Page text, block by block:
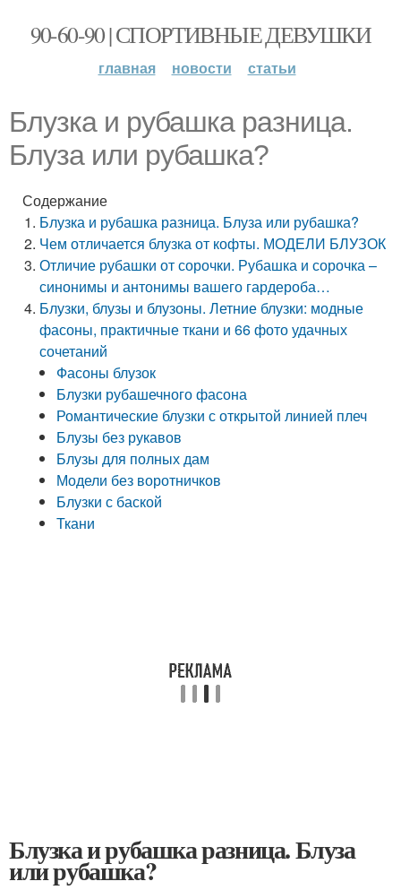
90-60-90 | СПОРТИВНЫЕ ДЕВУШКИ
главная новости статьи
Блузка и рубашка разница.
Блуза или рубашка?
Содержание
Блузка и рубашка разница. Блуза или рубашка?
Чем отличается блузка от кофты. МОДЕЛИ БЛУЗОК
Отличие рубашки от сорочки. Рубашка и сорочка –
синонимы и антонимы вашего гардероба…
Блузки, блузы и блузоны. Летние блузки: модные
фасоны, практичные ткани и 66 фото удачных
сочетаний
Фасоны блузок
Блузки рубашечного фасона
Романтические блузки с открытой линией плеч
Блузы без рукавов
Блузы для полных дам
Модели без воротничков
Блузки с баской
Ткани
Блузка и рубашка разница. Блуза
или рубашка?